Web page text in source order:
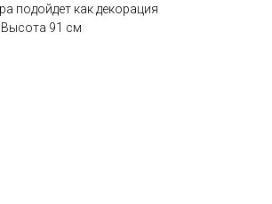
подойдет как декорация
Высота 91 см